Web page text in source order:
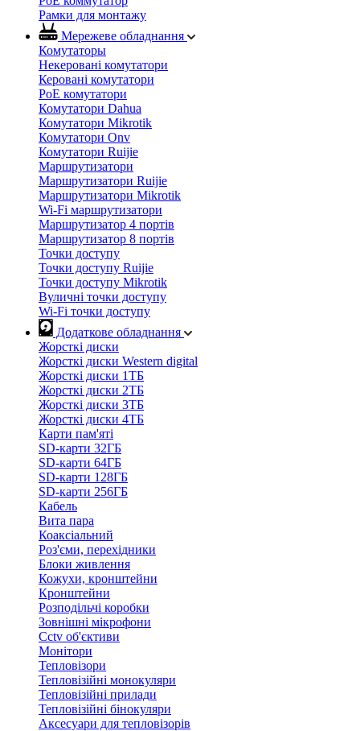
Рамки для монтажу
Мережеве обладнання
Комутаторы
Некеровані комутатори
Керовані комутатори
PoE комутатори
Комутатори Dahua
Комутатори Mikrotik
Комутатори Onv
Комутатори Ruijie
Маршрутизатори
Маршрутизатори Ruijie
Маршрутизатори Mikrotik
Wi-Fi маршрутизатори
Маршрутизатор 4 портів
Маршрутизатор 8 портів
Точки доступу
Точки доступу Ruijie
Точки доступу Mikrotik
Вуличні точки доступу
Wi-Fi точки доступу
Додаткове обладнання
Жорсткі диски
Жорсткі диски Western digital
Жорсткі диски 1ТБ
Жорсткі диски 2ТБ
Жорсткі диски 3ТБ
Жорсткі диски 4ТБ
Карти пам'яті
SD-карти 32ГБ
SD-карти 64ГБ
SD-карти 128ГБ
SD-карти 256ГБ
Кабель
Вита пара
Коаксіальний
Роз'єми, перехідники
Блоки живлення
Кожухи, кронштейни
Кронштейни
Розподільчі коробки
Зовнішні мікрофони
Cctv об'єктиви
Монітори
Тепловізори
Тепловізійні монокуляри
Тепловізійні прилади
Тепловізійні бінокуляри
Аксесуари для тепловізорів